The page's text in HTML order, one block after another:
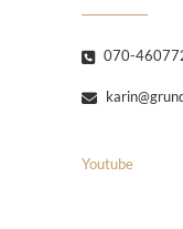
070-
Youtube